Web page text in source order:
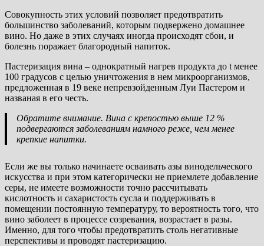
Совокупность этих условий позволяет предотвратить
большинство заболеваний, которым подвержено домашнее
вино. Но даже в этих случаях иногда происходят сбои, и
болезнь поражает благородный напиток.
Пастеризация вина – однократный нагрев продукта до t менее
100 градусов с целью уничтожения в нем микроорганизмов,
предложенная в 19 веке непревзойденным Луи Пастером и
названая в его честь.
Обратите внимание. Вина с крепостью выше 12 %
подвергаются заболеваниям намного реже, чем менее
крепкие напитки.
Если же вы только начинаете осваивать азы винодельческого
искусства и при этом категорически не приемлете добавление
серы, не имеете возможности точно рассчитывать
кислотность и сахаристость сусла и поддерживать в
помещении постоянную температуру, то вероятность того, что
вино заболеет в процессе созревания, возрастает в разы.
Именно, для того чтобы предотвратить столь негативные
перспективы и проводят пастеризацию.